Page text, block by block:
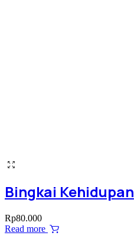
Bingkai Kehidupan
Rp80.000
Read more